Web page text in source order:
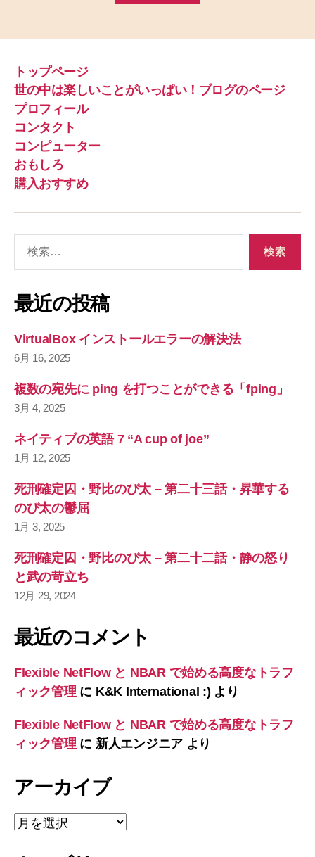
トップページ
世の中は楽しいことがいっぱい！ブログのページ
プロフィール
コンタクト
コンピューター
おもしろ
購入おすすめ
象
最近の投稿
VirtualBox インストールエラーの解決法
6月 16, 2025
複数の宛先に ping を打つことができる「fping」
3月 4, 2025
ネイティブの英語 7 “A cup of joe”
1月 12, 2025
死刑確定囚・野比のび太 – 第二十三話・昇華する
のび太の鬱屈
1月 3, 2025
死刑確定囚・野比のび太 – 第二十二話・静の怒り
と武の苛立ち
12月 29, 2024
最近のコメント
Flexible NetFlow と NBAR で始める高度なトラフ
ィック管理 に K&K International :) より
Flexible NetFlow と NBAR で始める高度なトラフ
ィック管理 に 新人エンジニアより
アーカイブ
ア
ー